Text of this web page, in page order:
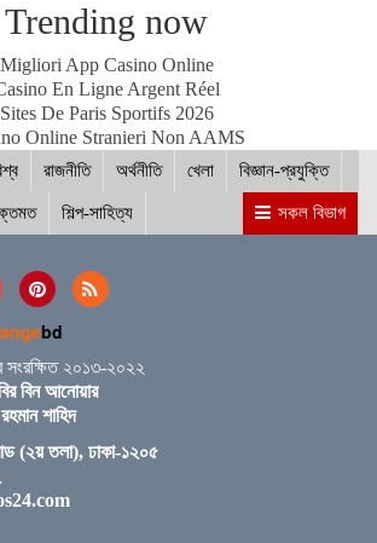
১৫০ জন নারীর মধ্যে সঞ্চয়ের চেক বিতরণ
জুন মাসের সেরার দৌড়ে রোহিত-বুমরাহ ও গুরবাজ
সাথে মালয়েশিয়ার হাউজ অব রিপ্রেজেনটেটিভের
বৈঠক
ছাত্রীদের সুনাগরিক হিসেবে গড়ে ওঠার আহ্বান সিমিন
রিমির
Trending now
Migliori App Casino Online
En Ligne Argent Réel
Sites De Paris Sportifs 2026
Online Stranieri Non AAMS
রাজনীতি অর্থনীতি খেলা বিজ্ঞান-প্রযুক্তি
শিল্প-সাহিত্য সকল বিভাগ
bd
সংরক্ষিত ২০১৩-২০২২
বিন আনোয়ার
শাহিদ
(২য় তলা), ঢাকা-১২০৫